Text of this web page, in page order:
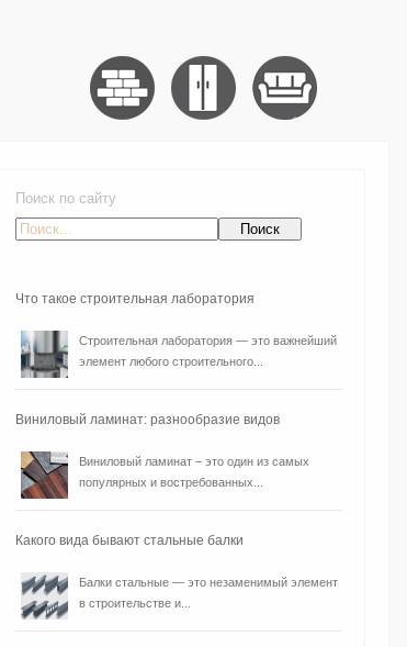
Поиск по сайту
Что такое строительная лаборатория
Строительная лаборатория — это важнейший
элемент любого строительного...
Виниловый ламинат: разнообразие видов
Виниловый ламинат – это один из самых
популярных и востребованных...
Какого вида бывают стальные балки
Балки стальные — это незаменимый элемент
в строительстве и...